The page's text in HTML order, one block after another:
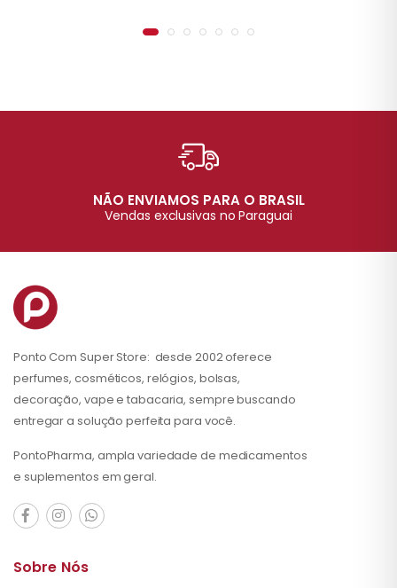
NÃO ENVIAMOS PARA O BRASIL
Vendas exclusivas no Paraguai
Ponto Com Super Store: desde 2002 oferece
perfumes, cosméticos, relógios, bolsas,
decoração, vape e tabacaria, sempre buscando
entregar a solução perfeita para você.
PontoPharma, ampla variedade de medicamentos
e suplementos em geral.
Sobre Nós